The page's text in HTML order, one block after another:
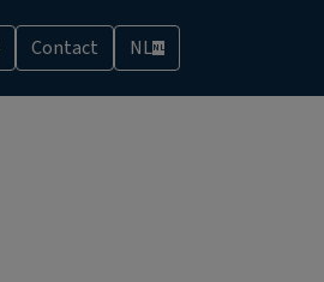
Contact NLNL